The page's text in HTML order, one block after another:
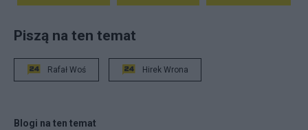
Piszą na ten temat
Rafał Woś Hirek Wrona
Blogi na ten temat